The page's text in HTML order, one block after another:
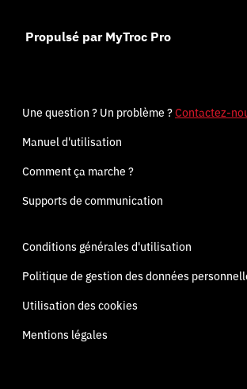
Propulsé par MyTroc Pro
Une question ? Un problème ?Contactez-
Manuel d'utilisation
Comment ça marche ?
Supports de communication
Conditions générales d'utilisation
Politique de gestion des données
Utilisation des cookies
Mentions légales